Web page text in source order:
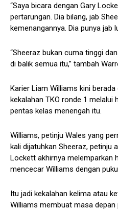
“Saya bicara dengan Gary
pertarungan. Dia bilang, jab
kemenangannya. Dia punya jab
“Sheeraz bukan cuma tinggi
di balik semua itu,” tambah
Karier Liam Williams kini
kekalahan TKO ronde 1 melalui
pentas kelas menengah itu.
Williams, petinju Wales yang
kali dijatuhkan Sheeraz, petinju
Lockett akhirnya melemparkan
mencecar Williams dengan
Itu jadi kekalahan kelima atau
Williams membuat masa